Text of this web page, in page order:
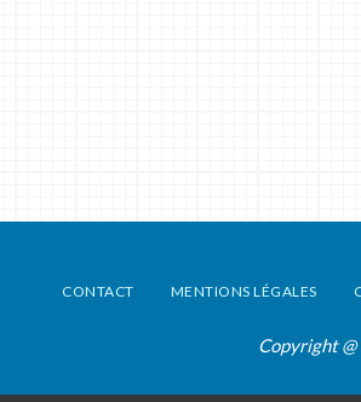
CONTACT MENTIONS LÉGALES
Copyright